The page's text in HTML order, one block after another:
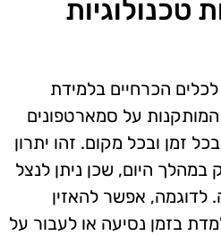
טכנולוגיות
הכרחיים בלמידת
על סמארטפונים
זמן ובכל מקום. זהו יתרון
היום, שכן ניתן לנצל
לדוגמה, אפשר להאזין
בזמן נסיעה או לעבור על